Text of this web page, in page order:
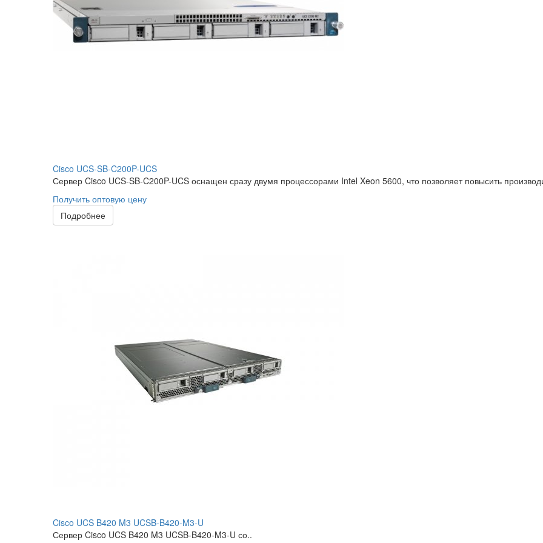
Cisco UCS-SB-C200P-UCS
Сервер Cisco UCS-SB-C200P-UCS оснащен сразу двумя процессорами Intel Xeon 5600, что позволяет повысить
Получить оптовую цену
Подробнее
Cisco UCS B420 M3 UCSB-B420-M3-U
Сервер Cisco UCS B420 M3 UCSB-B420-M3-U со..